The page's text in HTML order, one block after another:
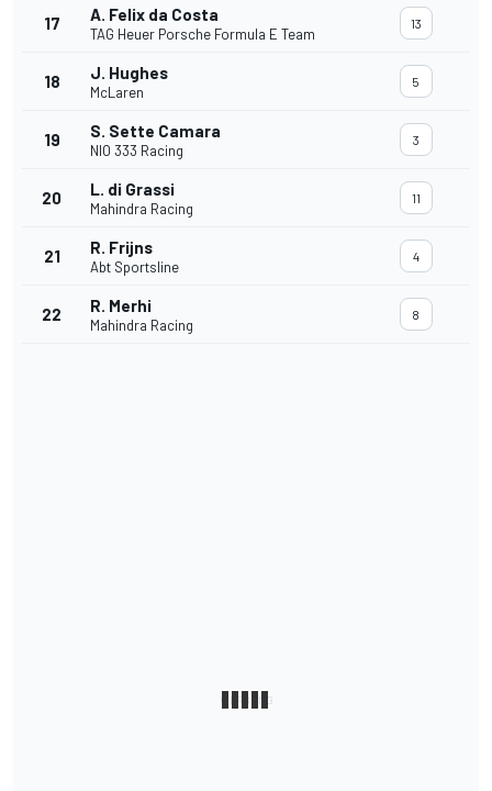
17 A. Felix da Costa
TAG Heuer Porsche Formula E Team
13
18 J. Hughes
McLaren
5
19 S. Sette Camara
NIO 333 Racing
3
20 L. di Grassi
Mahindra Racing
11
21 R. Frijns
Abt Sportsline
4
22 R. Merhi
Mahindra Racing
8